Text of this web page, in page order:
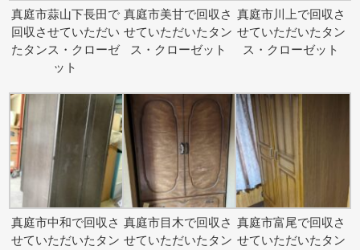
真庭市蒜山下長田で
回収させていただい
たタンス・クローゼ
ット
真庭市美甘で回収さ
せていただいたタン
ス・クローゼット
真庭市川上で回収さ
せていただいたタン
ス・クローゼット
真庭市中和で回収さ
せていただいたタン
真庭市目木で回収さ
せていただいたタン
真庭市富尾で回収さ
せていただいたタン